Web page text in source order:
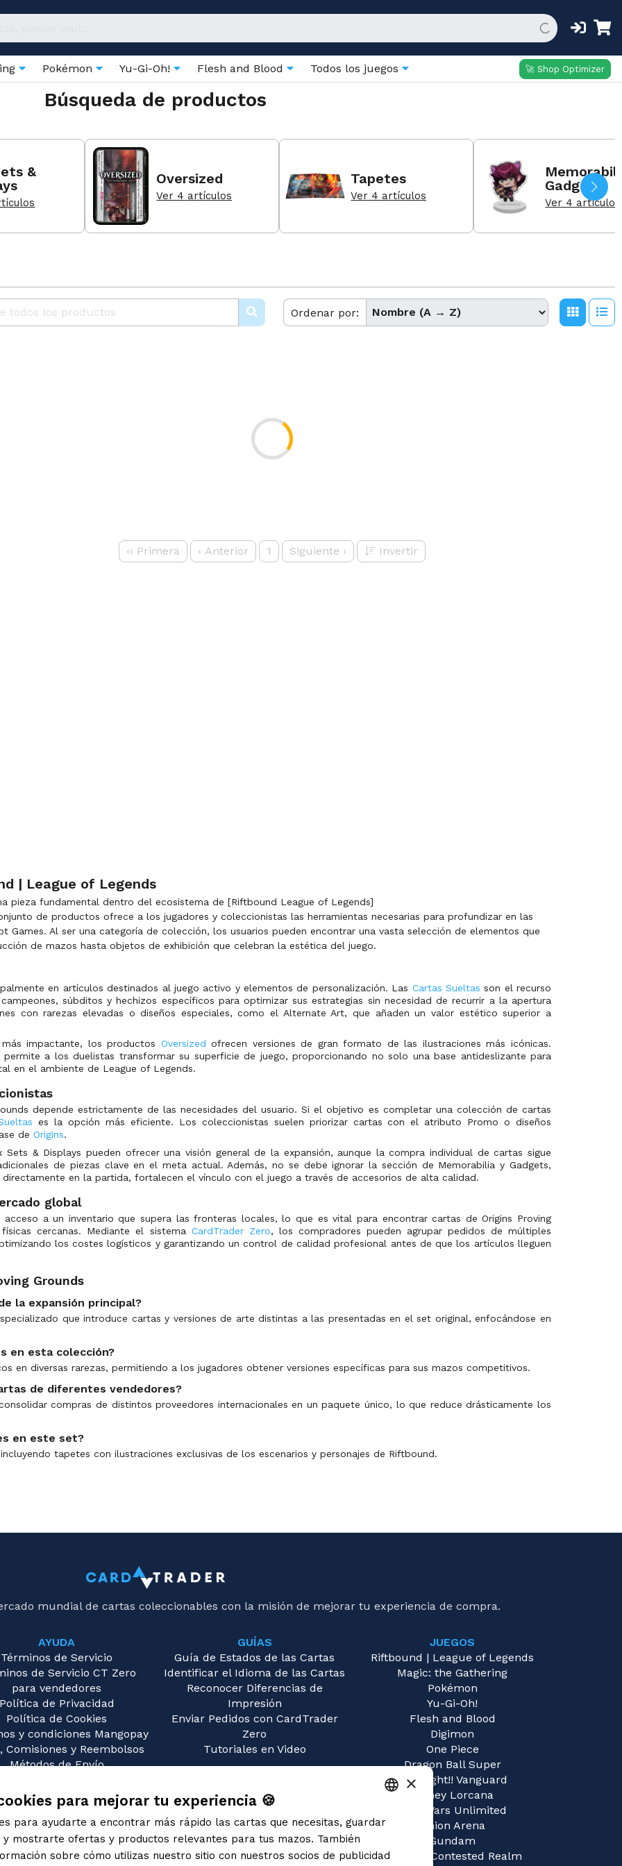
Pokémon Yu-Gi-Oh! Flesh and Blood Todos los juegos 🚀 Shop Optimizer
Búsqueda de productos
&
Oversized
Ver 4 artículos
Tapetes
Ver 4 artículos
Gadgets
Ver 4 artículos
Ordenar por:
‹‹ Primera ‹ Anterior 1 Siguiente › Invertir
| League of Legends
pieza fundamental dentro del ecosistema de [Riftbound League of Legends]
de productos ofrece a los jugadores y coleccionistas las herramientas necesarias para profundizar en las
Games. Al ser una categoría de colección, los usuarios pueden encontrar una vasta selección de elementos que
de mazos hasta objetos de exhibición que celebran la estética del juego.
en artículos destinados al juego activo y elementos de personalización. Las Cartas Sueltas son el recurso
súbditos y hechizos específicos para optimizar sus estrategias sin necesidad de recurrir a la apertura
con rarezas elevadas o diseños especiales, como el Alternate Art, que añaden un valor estético superior a
impactante, los productos Oversized ofrecen versiones de gran formato de las ilustraciones más icónicas.
a los duelistas transformar su superficie de juego, proporcionando no solo una base antideslizante para
en el ambiente de League of Legends.
depende estrictamente de las necesidades del usuario. Si el objetivo es completar una colección de cartas
es la opción más eficiente. Los coleccionistas suelen priorizar cartas con el atributo Promo o diseños
de Origins.
& Displays pueden ofrecer una visión general de la expansión, aunque la compra individual de cartas sigue
de piezas clave en el meta actual. Además, no se debe ignorar la sección de Memorabilia y Gadgets,
en la partida, fortalecen el vínculo con el juego a través de accesorios de alta calidad.
global
a un inventario que supera las fronteras locales, lo que es vital para encontrar cartas de Origins Proving
cercanas. Mediante el sistema CardTrader Zero, los compradores pueden agrupar pedidos de múltiples
los costes logísticos y garantizando un control de calidad profesional antes de que los artículos lleguen
Grounds
la expansión principal?
que introduce cartas y versiones de arte distintas a las presentadas en el set original, enfocándose en
en esta colección?
en diversas rarezas, permitiendo a los jugadores obtener versiones específicas para sus mazos competitivos.
de diferentes vendedores?
compras de distintos proveedores internacionales en un paquete único, lo que reduce drásticamente los
en este set?
tapetes con ilustraciones exclusivas de los escenarios y personajes de Riftbound.
mundial de cartas coleccionables con la misión de mejorar tu experiencia de compra.
AYUDA
Términos de Servicio
de Servicio CT Zero
para vendedores
Política de Privacidad
Política de Cookies
y condiciones Mangopay
Comisiones y Reembolsos
Métodos de Envío
Contáctanos
GUÍAS
Guía de Estados de las Cartas
Identificar el Idioma de las Cartas
Reconocer Diferencias de
Impresión
Enviar Pedidos con CardTrader
Zero
Tutoriales en Video
JUEGOS
Riftbound | League of Legends
Magic: the Gathering
Pokémon
Yu-Gi-Oh!
Flesh and Blood
Digimon
One Piece
Dragon Ball Super
Cardfight!! Vanguard
Disney Lorcana
Star Wars Unlimited
Union Arena
Gundam
Sorcery: Contested Realm
ITALIAN
×
para mejorar tu experiencia 🍪
para ayudarte a encontrar más rápido las cartas que necesitas, guardar
mostrarte ofertas y productos relevantes para tus mazos. También
sobre cómo utilizas nuestro sitio con nuestros socios de publicidad